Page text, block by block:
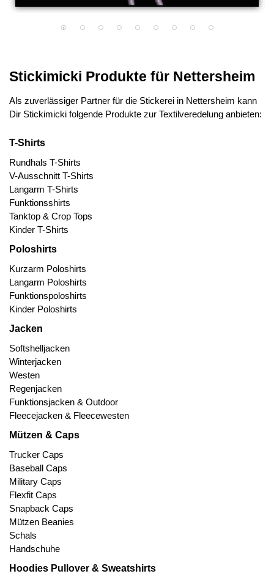
Stickimicki Produkte für Nettersheim
Als zuverlässiger Partner für die Stickerei in Nettersheim kann
Dir Stickimicki folgende Produkte zur Textilveredelung anbieten:
T-Shirts
Rundhals T-Shirts
V-Ausschnitt T-Shirts
Langarm T-Shirts
Funktionsshirts
Tanktop & Crop Tops
Kinder T-Shirts
Poloshirts
Kurzarm Poloshirts
Langarm Poloshirts
Funktionspoloshirts
Kinder Poloshirts
Jacken
Softshelljacken
Winterjacken
Westen
Regenjacken
Funktionsjacken & Outdoor
Fleecejacken & Fleecewesten
Mützen & Caps
Trucker Caps
Baseball Caps
Military Caps
Flexfit Caps
Snapback Caps
Mützen Beanies
Schals
Handschuhe
Hoodies Pullover & Sweatshirts